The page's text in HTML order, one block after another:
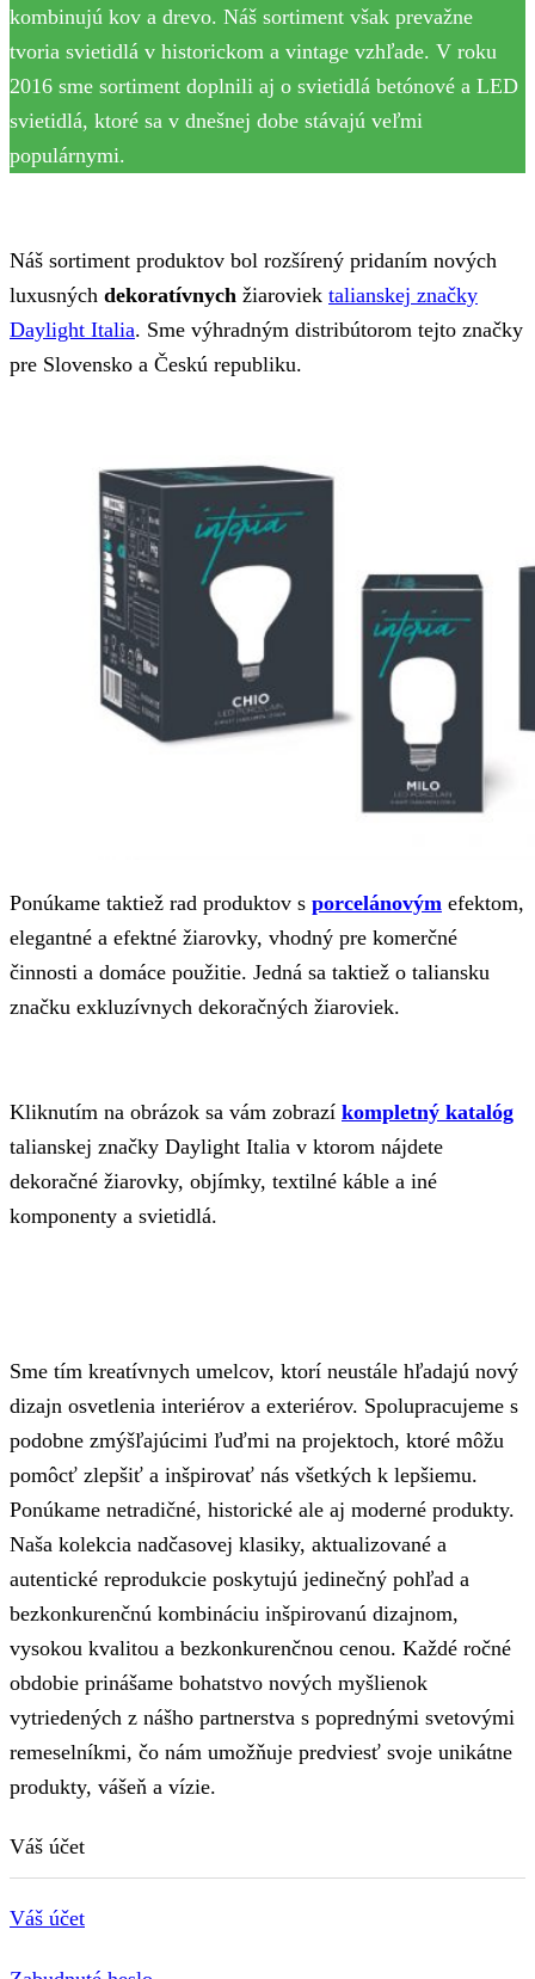
kombinujú kov a drevo. Náš sortiment však prevažne
tvoria svietidlá v historickom a vintage vzhľade. V roku
2016 sme sortiment doplnili aj o svietidlá betónové a LED
svietidlá, ktoré sa v dnešnej dobe stávajú veľmi
populárnymi.
Náš sortiment produktov bol rozšírený pridaním nových
luxusných dekoratívnych žiaroviek talianskej značky
Daylight Italia. Sme výhradným distribútorom tejto značky
pre Slovensko a Českú republiku.
Ponúkame taktiež rad produktov s porcelánovým efektom,
elegantné a efektné žiarovky, vhodný pre komerčné
činnosti a domáce použitie. Jedná sa taktiež o taliansku
značku exkluzívnych dekoračných žiaroviek.
Kliknutím na obrázok sa vám zobrazí kompletný katalóg
talianskej značky Daylight Italia v ktorom nájdete
dekoračné žiarovky, objímky, textilné káble a iné
komponenty a svietidlá.
Sme tím kreatívnych umelcov, ktorí neustále hľadajú nový
dizajn osvetlenia interiérov a exteriérov. Spolupracujeme s
podobne zmýšľajúcimi ľuďmi na projektoch, ktoré môžu
pomôcť zlepšiť a inšpirovať nás všetkých k lepšiemu.
Ponúkame netradičné, historické ale aj moderné produkty.
Naša kolekcia nadčasovej klasiky, aktualizované a
autentické reprodukcie poskytujú jedinečný pohľad a
bezkonkurenčnú kombináciu inšpirovanú dizajnom,
vysokou kvalitou a bezkonkurenčnou cenou. Každé ročné
obdobie prinášame bohatstvo nových myšlienok
vytriedených z nášho partnerstva s poprednými svetovými
remeselníkmi, čo nám umožňuje predviesť svoje unikátne
produkty, vášeň a vízie.
Váš účet
Váš účet